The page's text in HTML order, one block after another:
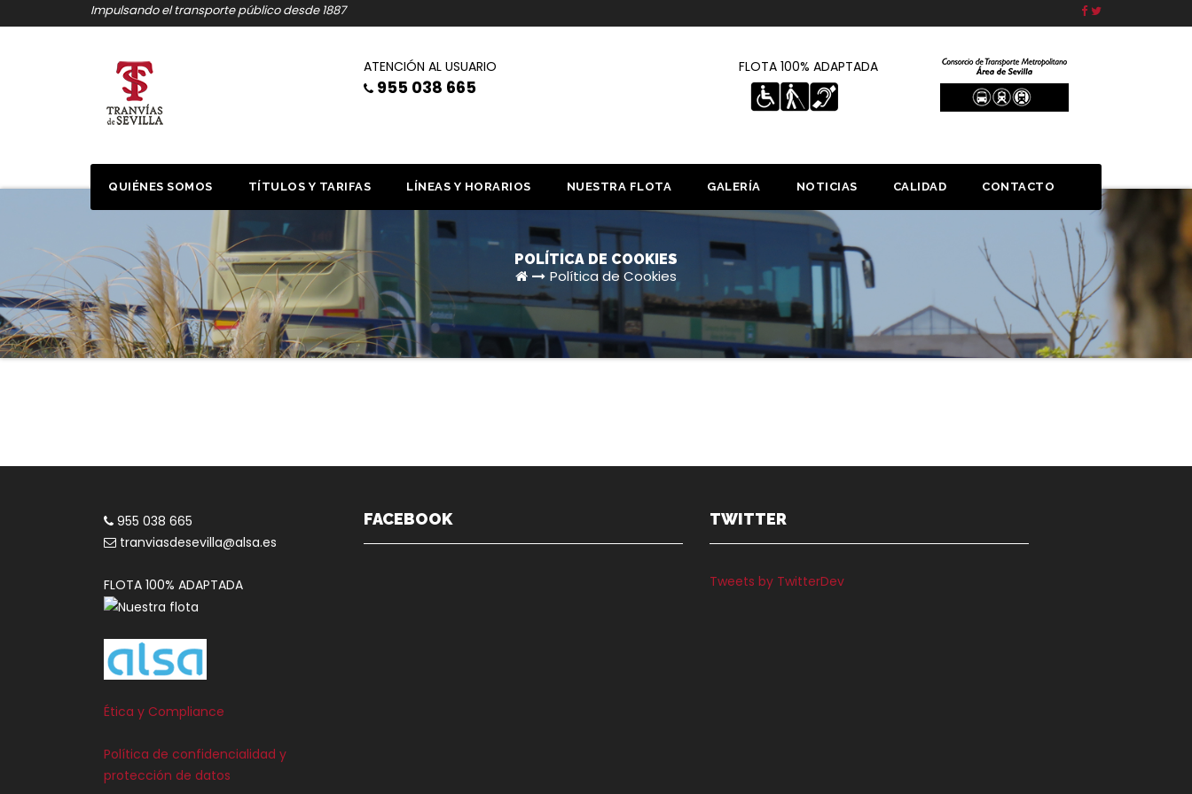
al
Impulsando el transporte público desde 1887
ATENCIÓN AL USUARIO
955 038 665
FLOTA 100% ADAPTADA
QUIÉNES SOMOS TÍTULOS Y TARIFAS LÍNEAS Y HORARIOS NUESTRA FLOTA GALERÍA NOTICIAS CALIDAD CONTACTO
POLÍTICA DE COOKIES
Política de Cookies
955 038 665
tranviasdesevilla@alsa.es
FLOTA 100% ADAPTADA
Ética y Compliance
Política de confidencialidad y
protección de datos
FACEBOOK TWITTER
Tweets by TwitterDev